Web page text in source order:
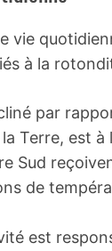
vie
à la
par
Terre, est à
Sud
de
est